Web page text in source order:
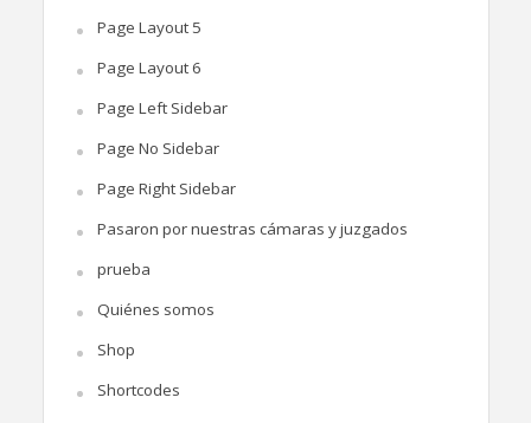
Page Layout 5
Page Layout 6
Page Left Sidebar
Page No Sidebar
Page Right Sidebar
Pasaron por nuestras cámaras y juzgados
prueba
Quiénes somos
Shop
Shortcodes